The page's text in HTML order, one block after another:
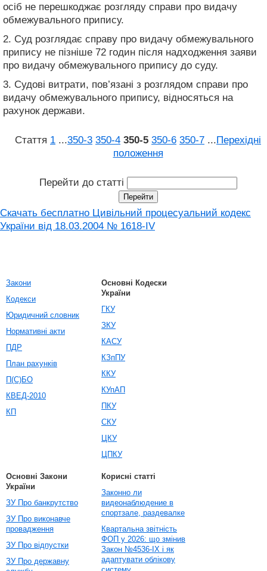
осіб не перешкоджає розгляду справи про видачу
обмежувального припису.
2. Суд розглядає справу про видачу обмежувального
припису не пізніше 72 годин після надходження заяви
про видачу обмежувального припису до суду.
3. Судові витрати, пов’язані з розглядом справи про
видачу обмежувального припису, відносяться на
рахунок держави.
Стаття 1 ...350‑3 350‑4 350‑5 350‑6 350‑7 ...Перехідні
положення
Перейти до статті
Скачать бесплатно Цивільний процесуальний кодекс
України від 18.03.2004 № 1618-IV
Закони
Кодекси
Юридичний словник
Нормативні акти
ПДР
План рахунків
П(С)БО
КВЕД-2010
КП
Основні Кодески
України
ГКУ
ЗКУ
КАСУ
КЗпПУ
ККУ
КУпАП
ПКУ
СКУ
ЦКУ
ЦПКУ
Основні Закони
України
ЗУ Про банкрутство
ЗУ Про виконавче
провадження
ЗУ Про відпустки
ЗУ Про державну
Корисні статті
Законно ли
видеонаблюдение в
спортзале, раздевалке
Квартальна звітність
ФОП у 2026: що змінив
Закон №4536-IX і як
адаптувати облікову